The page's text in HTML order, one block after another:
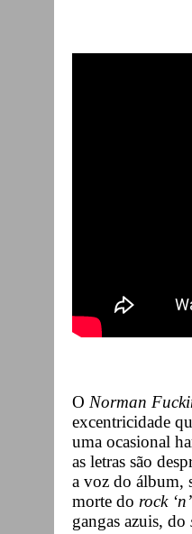
O Norman
excentricidade
uma ocasional
as letras são
a voz do álbum,
morte do rock
gangas azuis, do